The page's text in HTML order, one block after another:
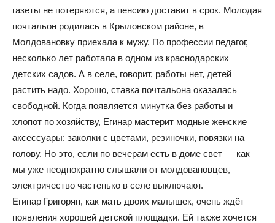
газеты не потеряются, а пенсию доставит в срок. Молодая
почтальон родилась в Крыловском районе, в
Молдовановку приехала к мужу. По профессии педагог,
несколько лет работала в одном из краснодарских
детских садов. А в селе, говорит, работы нет, детей
растить надо. Хорошо, ставка почтальона оказалась
свободной. Когда появляется минутка без работы и
хлопот по хозяйству, Егинар мастерит модные женские
аксессуары: заколки с цветами, резиночки, повязки на
голову. Но это, если по вечерам есть в доме свет — как
мы уже неоднократно слышали от молдовановцев,
электричество частенько в селе выключают.
Егинар Григорян, как мать двоих малышек, очень ждёт
появления хорошей детской площадки. Ей также хочется